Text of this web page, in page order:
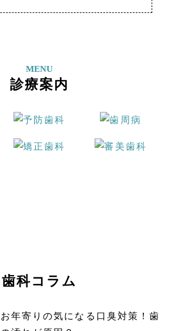
MENU
診療案内
歯科コラム
お年寄りの気になる口臭対策！歯